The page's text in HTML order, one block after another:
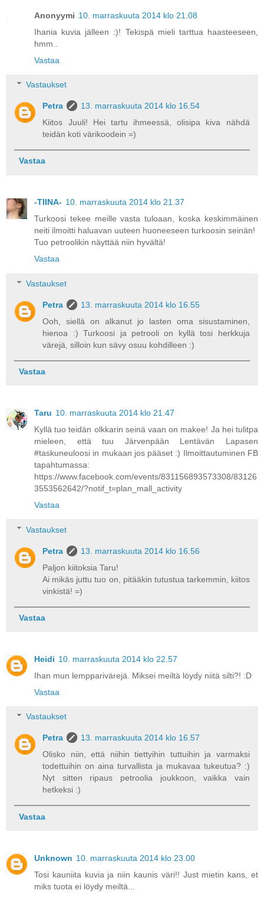
Anonyymi 10. marraskuuta 2014 klo 21.08
Ihania kuvia jälleen :)! Tekispä mieli tarttua haasteeseen,
hmm..
Vastaa
Vastaukset
Petra
13. marraskuuta 2014 klo 16.54
Kiitos Juuli! Hei tartu ihmeessä, olisipa kiva nähdä
teidän koti värikoodein =)
Vastaa
-TIINA- 10. marraskuuta 2014 klo 21.37
Turkoosi tekee meille vasta tuloaan, koska keskimmäinen
neiti ilmoitti haluavan uuteen huoneeseen turkoosin seinän!
Tuo petroolikin näyttää niin hyvältä!
Vastaa
Vastaukset
Petra
13. marraskuuta 2014 klo 16.55
Ooh, siellä on alkanut jo lasten oma sisustaminen,
hienoa :) Turkoosi ja petrooli on kyllä tosi herkkuja
värejä, silloin kun sävy osuu kohdilleen :)
Vastaa
Taru 10. marraskuuta 2014 klo 21.47
Kyllä tuo teidän olkkarin seinä vaan on makee! Ja hei tulitpa
mieleen, että tuu Järvenpään Lentävän Lapasen
#taskuneuloosi in mukaan jos pääset :) Ilmoittautuminen FB
tapahtumassa:
https://www.facebook.com/events/831156893573308/83126
3553562642/?notif_t=plan_mall_activity
Vastaa
Vastaukset
Petra
13. marraskuuta 2014 klo 16.56
Paljon kiitoksia Taru!
Ai mikäs juttu tuo on, pitääkin tutustua tarkemmin, kiitos
vinkistä! =)
Vastaa
Heidi 10. marraskuuta 2014 klo 22.57
Ihan mun lempparivärejä. Miksei meiltä löydy niitä silti?! :D
Vastaa
Vastaukset
Petra
13. marraskuuta 2014 klo 16.57
Olisko niin, että niihin tiettyihin tuttuihin ja varmaksi
todettuihin on aina turvallista ja mukavaa tukeutua? :)
Nyt sitten ripaus petroolia joukkoon, vaikka vain
hetkeksi :)
Vastaa
Unknown 10. marraskuuta 2014 klo 23.00
Tosi kauniita kuvia ja niin kaunis väri!! Just mietin kans, et
miks tuota ei löydy meiltä...